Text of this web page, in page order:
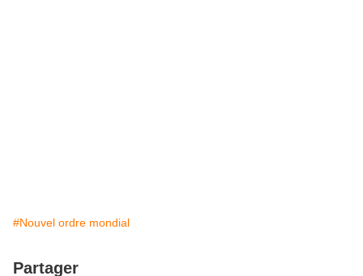
#Nouvel ordre mondial
Partager